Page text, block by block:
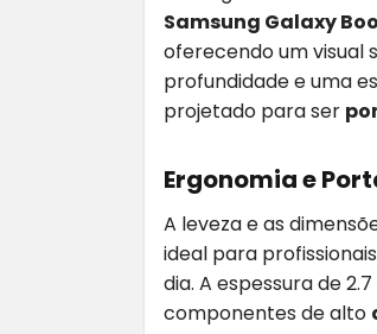
Samsung Galaxy
oferecendo um visual
profundidade e uma
projetado para ser
Ergonomia e
A leveza e as
ideal para
dia. A espessura de
componentes de alto